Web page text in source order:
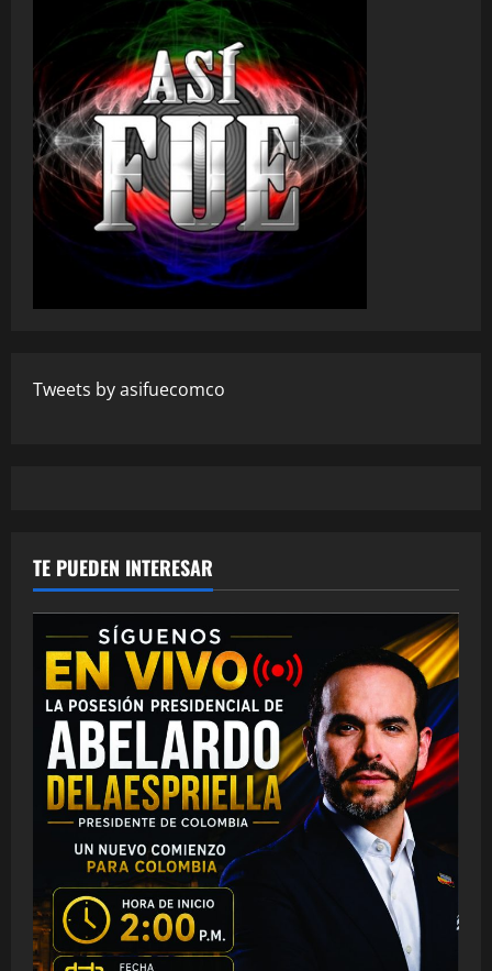
Tweets by asifuecomco
TE PUEDEN INTERESAR